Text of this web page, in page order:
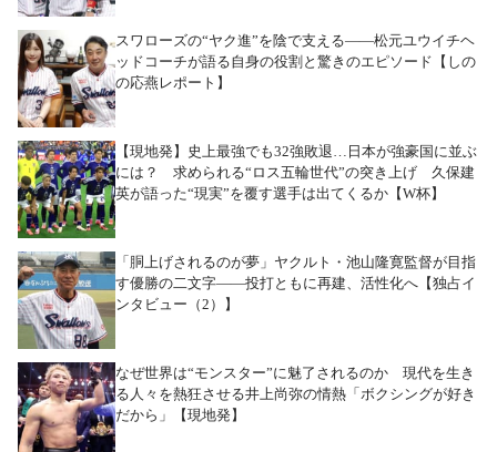
スワローズの“ヤク進”を陰で支える――松元ユウイチヘ
ッドコーチが語る自身の役割と驚きのエピソード【しの
の応燕レポート】
【現地発】史上最強でも32強敗退…日本が強豪国に並ぶ
には？ 求められる“ロス五輪世代”の突き上げ 久保建
英が語った“現実”を覆す選手は出てくるか【W杯】
「胴上げされるのが夢」ヤクルト・池山隆寛監督が目指
す優勝の二文字――投打ともに再建、活性化へ【独占イ
ンタビュー（2）】
なぜ世界は“モンスター”に魅了されるのか 現代を生き
る人々を熱狂させる井上尚弥の情熱「ボクシングが好き
だから」【現地発】